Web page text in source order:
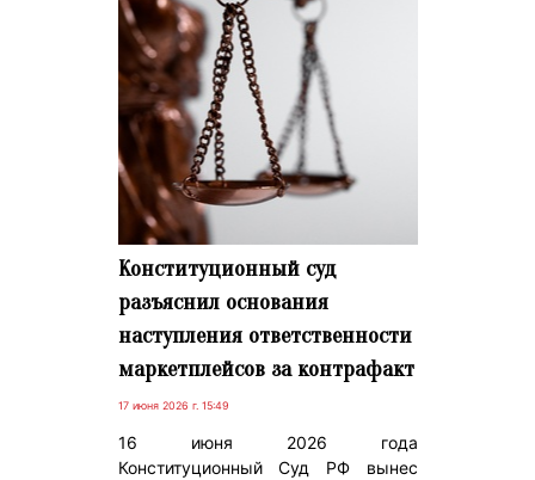
Конституционный суд
разъяснил основания
наступления ответственности
маркетплейсов за контрафакт
17 июня 2026 г. 15:49
16 июня 2026 года
Конституционный Суд РФ вынес